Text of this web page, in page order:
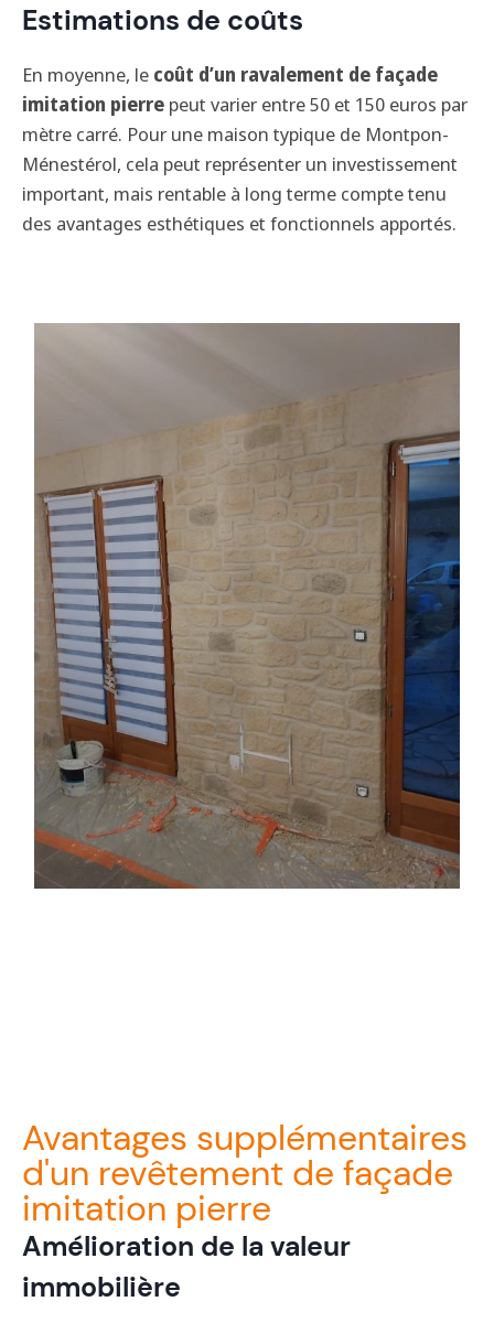
Estimations de coûts
En moyenne, le coût d’un ravalement de façade
imitation pierre peut varier entre 50 et 150 euros par
mètre carré. Pour une maison typique de Montpon-
Ménestérol, cela peut représenter un investissement
important, mais rentable à long terme compte tenu
des avantages esthétiques et fonctionnels apportés.
Avantages supplémentaires
d'un revêtement de façade
imitation pierre
Amélioration de la valeur
immobilière